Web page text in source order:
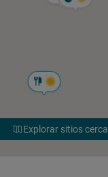
Explorar sitios cerca